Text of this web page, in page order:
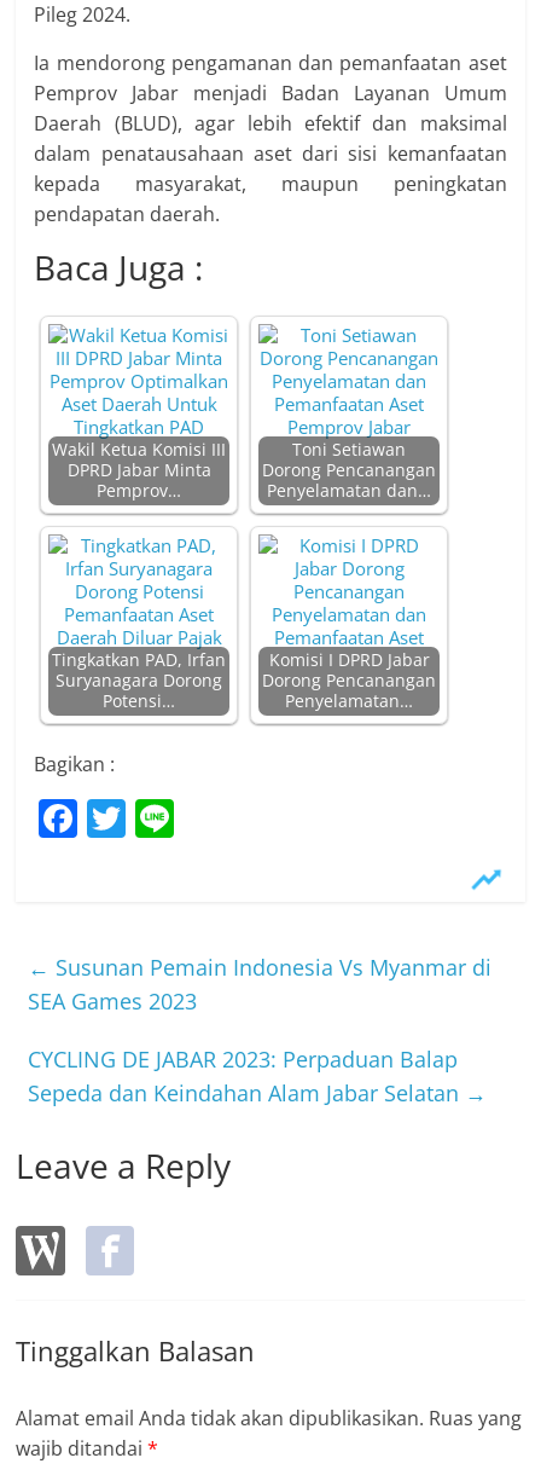
Pileg 2024.
Ia mendorong pengamanan dan pemanfaatan aset
Pemprov Jabar menjadi Badan Layanan Umum
Daerah (BLUD), agar lebih efektif dan maksimal
dalam penatausahaan aset dari sisi kemanfaatan
kepada masyarakat, maupun peningkatan
pendapatan daerah.
Baca Juga :
Wakil Ketua Komisi III
DPRD Jabar Minta
Pemprov…
Toni Setiawan
Dorong Pencanangan
Penyelamatan dan…
Tingkatkan PAD, Irfan
Suryanagara Dorong
Potensi…
Komisi I DPRD Jabar
Dorong Pencanangan
Penyelamatan…
Bagikan :
F
b
o
o
k
T
← Susunan Pemain Indonesia Vs Myanmar di
SEA Games 2023
CYCLING DE JABAR 2023: Perpaduan Balap
Sepeda dan Keindahan Alam Jabar Selatan →
Leave a Reply
Tinggalkan Balasan
Alamat email Anda tidak akan dipublikasikan. Ruas yang
wajib ditandai*